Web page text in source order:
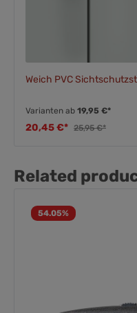
Weich PVC
Varianten ab 19,95 €*
20,45 €* 25,95 €*
Related
54.05%